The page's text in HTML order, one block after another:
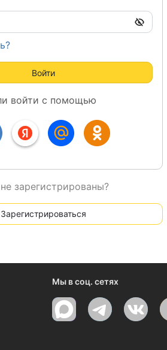
Войти
войти с помощью
зарегистрированы?
Зарегистрироваться
Мы в соц. сетях